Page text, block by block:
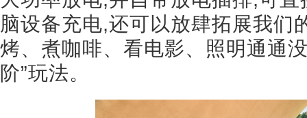
脑设备充电,还可以放肆拓展我们
烤、煮咖啡、看电影、照明通通
阶”玩法。